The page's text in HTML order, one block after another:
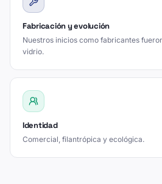
Fabricación y evolución
Nuestros inicios como fabricantes
vidrio.
Identidad
Comercial, filantrópica y ecológica.